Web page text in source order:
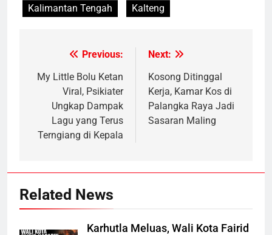
Kalimantan Tengah
Kalteng
navigation
Previous:
My Little Bolu Ketan
Viral, Psikiater
Ungkap Dampak
Lagu yang Terus
Terngiang di Kepala
Next:
Kosong Ditinggal
Kerja, Kamar Kos di
Palangka Raya Jadi
Sasaran Maling
Related News
Karhutla Meluas, Wali Kota Fairid